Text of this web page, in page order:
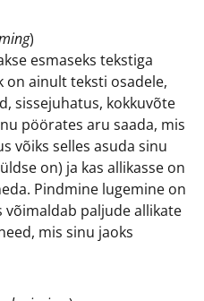
)
esmaseks tekstiga
on ainult teksti osadele,
sissejuhatus, kokkuvõte
pöörates aru saada, mis
võiks selles asuda sinu
on) ja kas allikasse on
Pindmine lugemine on
paljude allikate
mis sinu jaoks